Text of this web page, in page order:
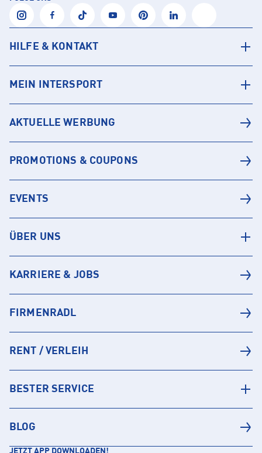
HILFE & KONTAKT
MEIN INTERSPORT
AKTUELLE WERBUNG
PROMOTIONS & COUPONS
EVENTS
ÜBER UNS
KARRIERE & JOBS
FIRMENRADL
RENT / VERLEIH
BESTER SERVICE
BLOG